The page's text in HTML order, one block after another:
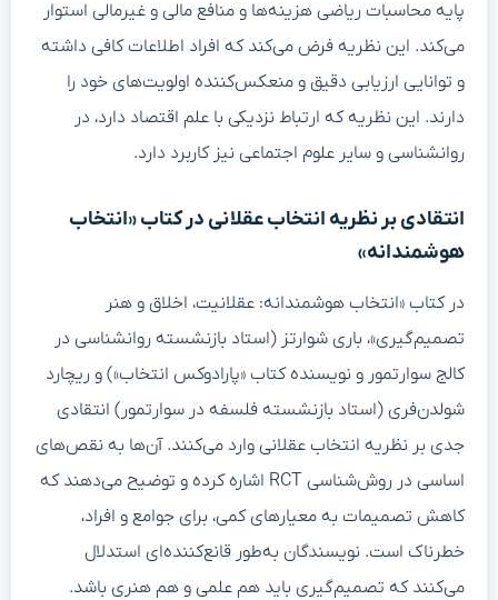
پایه محاسبات ریاضی هزینه‌ها و منافع مالی و غیرمالی استوار
می‌کند. این نظریه فرض می‌کند که افراد اطلاعات کافی داشته
و توانایی ارزیابی دقیق و منعکس‌کننده اولویت‌های خود را
دارند. این نظریه که ارتباط نزدیکی با علم اقتصاد دارد، در
روانشناسی و سایر علوم اجتماعی نیز کاربرد دارد.
انتقادی بر نظریه انتخاب عقلانی در کتاب «انتخاب
هوشمندانه»
در کتاب «انتخاب هوشمندانه: عقلانیت، اخلاق و هنر
تصمیم‌گیری»، باری شوارتز (استاد بازنشسته روانشناسی در
کالج سوارتمور و نویسنده کتاب «پارادوکس انتخاب») و ریچارد
شولدن‌فری (استاد بازنشسته فلسفه در سوارتمور) انتقادی
جدی بر نظریه انتخاب عقلانی وارد می‌کنند. آن‌ها به نقص‌های
اساسی در روش‌شناسی RCT اشاره کرده و توضیح می‌دهند که
کاهش تصمیمات به معیارهای کمی، برای جوامع و افراد،
خطرناک است. نویسندگان به‌طور قانع‌کننده‌ای استدلال
می‌کنند که تصمیم‌گیری باید هم علمی و هم هنری باشد.